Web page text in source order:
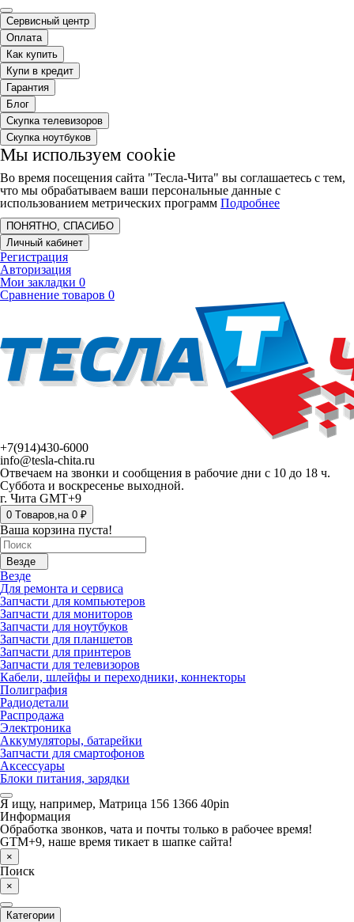
Сервисный центр
Оплата
Как купить
Купи в кредит
Гарантия
Блог
Скупка телевизоров
Скупка ноутбуков
Мы используем cookie
Во время посещения сайта "Тесла-Чита" вы соглашаетесь с тем,
что мы обрабатываем ваши персональные данные с
использованием метрических программ Подробнее
ПОНЯТНО, СПАСИБО
Личный кабинет
Регистрация
Авторизация
Мои закладки 0
Сравнение товаров 0
+7(914)430-6000
info@tesla-chita.ru
Отвечаем на звонки и сообщения в рабочие дни с 10 до 18 ч.
Суббота и воскресенье выходной.
г. Чита GMT+9
0 Tоваров,на 0 ₽
Ваша корзина пуста!
Везде
Везде
Для ремонта и сервиса
Запчасти для компьютеров
Запчасти для мониторов
Запчасти для ноутбуков
Запчасти для планшетов
Запчасти для принтеров
Запчасти для телевизоров
Кабели, шлейфы и переходники, коннекторы
Полиграфия
Радиодетали
Распродажа
Электроника
Аккумуляторы, батарейки
Запчасти для смартофонов
Аксессуары
Блоки питания, зарядки
Я ищу, например, Матрица 156 1366 40pin
Информация
Обработка звонков, чата и почты только в рабочее время!
GTM+9, наше время тикает в шапке сайта!
×
Поиск
×
Категории